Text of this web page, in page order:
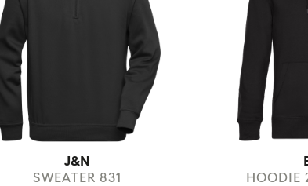
J&N
SWEATER 831
HOODIE